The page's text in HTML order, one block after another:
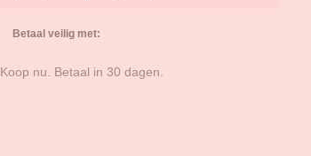
Betaal veilig met:
Koop nu. Betaal in 30 dagen.